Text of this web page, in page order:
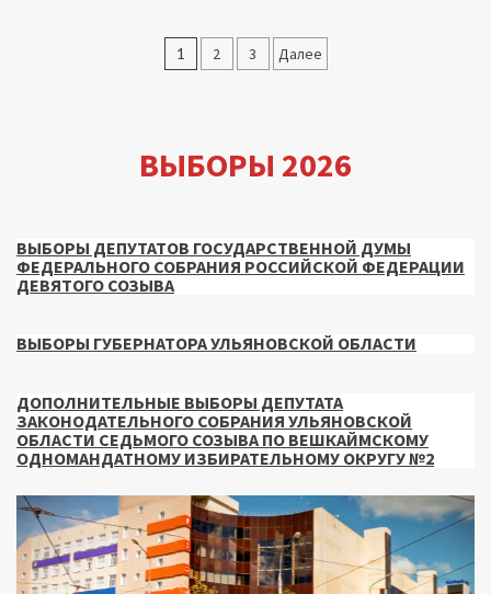
Пагинация
1 2 3 Далее
ВЫБОРЫ 2026
ВЫБОРЫ ДЕПУТАТОВ ГОСУДАРСТВЕННОЙ ДУМЫ
ФЕДЕРАЛЬНОГО СОБРАНИЯ РОССИЙСКОЙ ФЕДЕРАЦИИ
ДЕВЯТОГО СОЗЫВА
ВЫБОРЫ ГУБЕРНАТОРА УЛЬЯНОВСКОЙ ОБЛАСТИ
ДОПОЛНИТЕЛЬНЫЕ ВЫБОРЫ ДЕПУТАТА
ЗАКОНОДАТЕЛЬНОГО СОБРАНИЯ УЛЬЯНОВСКОЙ
ОБЛАСТИ СЕДЬМОГО СОЗЫВА ПО ВЕШКАЙМСКОМУ
ОДНОМАНДАТНОМУ ИЗБИРАТЕЛЬНОМУ ОКРУГУ №2